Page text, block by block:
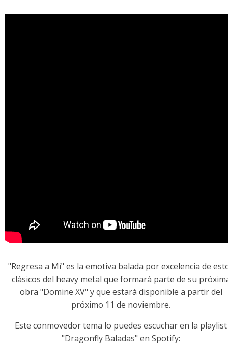
"Regresa a Mí" es la emotiva balada por excelencia de
clásicos del heavy metal que formará parte de su
obra "Domine XV" y que estará disponible a partir del
próximo 11 de noviembre.
Este conmovedor tema lo puedes escuchar en la playlist
"Dragonfly Baladas" en Spotify: